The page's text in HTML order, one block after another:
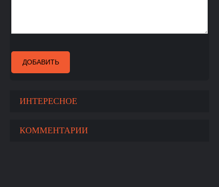
ДОБАВИТЬ
ИНТЕРЕСНОЕ
КОММЕНТАРИИ